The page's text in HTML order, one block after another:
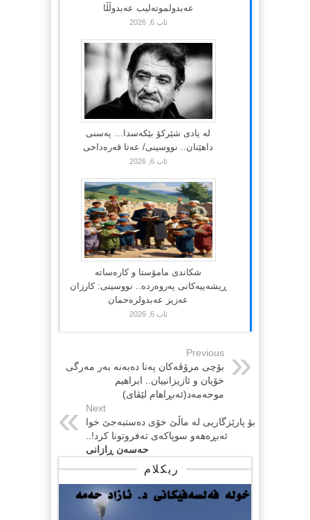
عەبدولموتەلیب عەبدوڵڵا
ئاب 6, 2026
لە یادی شێرکۆ بێکەسدا… پەسنی
داهێنان.. نووسینی/ عەتا قەرەداخی
ئاب 6, 2026
شکاندی مامۆستا و کارەساتە
ڕیشەییەکانی پەروەردە.. نووسینی: کارزان
عەزیز عەبدولرەحمان
ئاب 6, 2026
Previous
بۆچی مرۆڤەکان پەنا دەبەنە بەر مەرگی
خۆیان و ئازیزانییان.. ابراهیم
موحەمەد(ئەبڕاهام لێڤای)
Next
بۆ پارێزگاریی لە ماڵێ خۆی دەستبەجێ خوا
ئەبڕەهەو سوپاکەی تەفروتونا کرد!..
حەسەن ڕازانی
ریکلام